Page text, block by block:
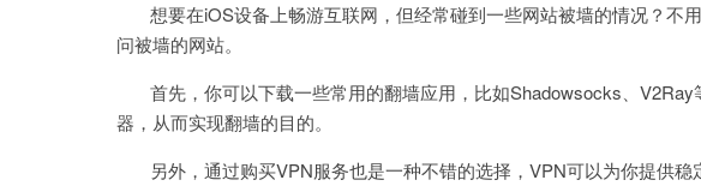
想要在iOS设备上畅游互联网，但经常碰到一些网站被墙的情况？不
问被墙的网站。
首先，你可以下载一些常用的翻墙应用，比如Shadowsocks、V2Ray
器，从而实现翻墙的目的。
另外，通过购买VPN服务也是一种不错的选择，VPN可以为你提供稳